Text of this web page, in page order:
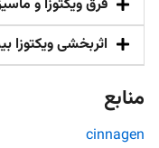
فرق ویکتوزا و
اثربخشی ویکتوزا
منابع
cinnagen